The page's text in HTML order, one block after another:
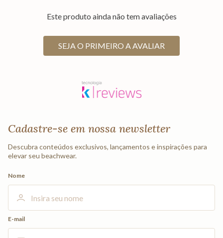
Este produto ainda não tem avaliações
SEJA O PRIMEIRO A AVALIAR
Cadastre-se em nossa newsletter
Descubra conteúdos exclusivos, lançamentos e inspirações para
elevar seu beachwear.
Nome
E-mail